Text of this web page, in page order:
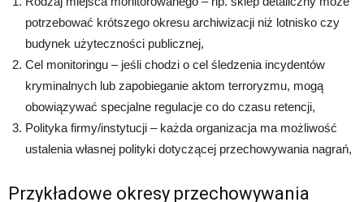
potrzebować krótszego okresu archiwizacji niż lotnisko czy
budynek użyteczności publicznej,
Cel monitoringu – jeśli chodzi o cel śledzenia incydentów
kryminalnych lub zapobieganie aktom terroryzmu, mogą
obowiązywać specjalne regulacje co do czasu retencji,
Polityka firmy/instytucji – każda organizacja ma możliwość
ustalenia własnej polityki dotyczącej przechowywania nagrań,
Przykładowe okresy przechowywania